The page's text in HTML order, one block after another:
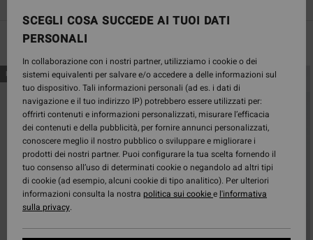
Filtra e Ordina
Salta
ai
criteri
ricerca
Vai
a
visualizza
ordine
NUOVO PRODOTTO NUOVO PRODOTTO
SCEGLI COSA SUCCEDE AI TUOI DATI
PERSONALI
In collaborazione con i nostri partner, utilizziamo i cookie o dei
sistemi equivalenti per salvare e/o accedere a delle informazioni sul
tuo dispositivo. Tali informazioni personali (ad es. i dati di
navigazione e il tuo indirizzo IP) potrebbero essere utilizzati per:
offrirti contenuti e informazioni personalizzati, misurare l’efficacia
dei contenuti e della pubblicità, per fornire annunci personalizzati,
conoscere meglio il nostro pubblico o sviluppare e migliorare i
prodotti dei nostri partner. Puoi configurare la tua scelta fornendo il
tuo consenso all’uso di determinati cookie o negandolo ad altri tipi
di cookie (ad esempio, alcuni cookie di tipo analitico). Per ulteriori
informazioni consulta la nostra politica sui cookiee l'informativa
sulla privacy.